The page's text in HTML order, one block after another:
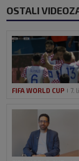
OSTALI
FIFA WORLD CUP 7.